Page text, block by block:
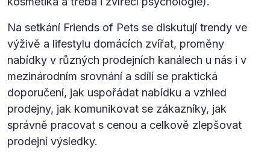
Na setkání Friends of Pets se diskutují trendy ve
výživě a lifestylu domácích zvířat, proměny
nabídky v různých prodejních kanálech u nás i v
mezinárodním srovnání a sdílí se praktická
doporučení, jak uspořádat nabídku a vzhled
prodejny, jak komunikovat se zákazníky, jak
správně pracovat s cenou a celkově zlepšovat
prodejní výsledky.